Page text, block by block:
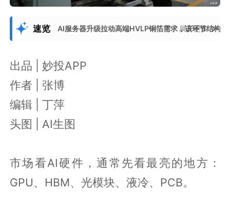
速览 AI服务器升级拉动高端HVLP铜箔需求，该环节结构
展开更多
出品 | 妙投APP
作者 | 张博
编辑 | 丁萍
头图 | AI生图
市场看AI硬件，通常先看最亮的地方：
GPU、HBM、光模块、液冷、PCB。